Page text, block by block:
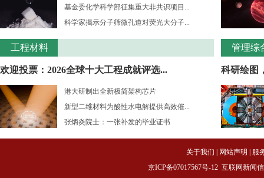
基金委化学科学部征集重大非共识项目...
科学家揭示分子筛微孔道对荧光大分子...
工程材料
欢迎投票：2026全球十大工程成就评选...
港大研制出全新极简架构芯片
新型二维材料为酸性水电解提供高效催...
张炳炎院士：一张补发的毕业证书
管理综
科研绘图
关于我们 网站声明
服
京ICP备07017567号-12 互联网新闻